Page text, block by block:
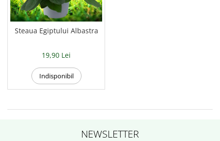
Steaua Egiptului Albastra
19,90 Lei
Indisponibil
NEWSLETTER